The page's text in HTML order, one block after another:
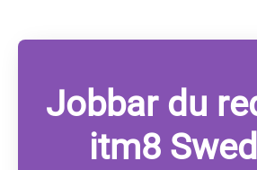
Jobbar du
itm8